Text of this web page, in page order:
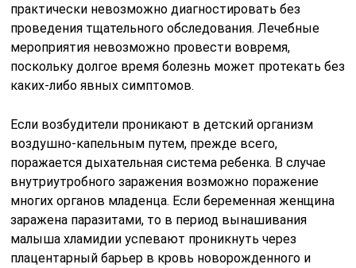
практически невозможно диагностировать без
проведения тщательного обследования. Лечебные
мероприятия невозможно провести вовремя,
поскольку долгое время болезнь может протекать без
каких-либо явных симптомов.
Если возбудители проникают в детский организм
воздушно-капельным путем, прежде всего,
поражается дыхательная система ребенка. В случае
внутриутробного заражения возможно поражение
многих органов младенца. Если беременная женщина
заражена паразитами, то в период вынашивания
малыша хламидии успевают проникнуть через
плацентарный барьер в кровь новорожденного и